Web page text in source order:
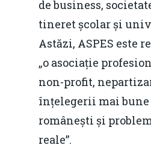
de business,
tineret școlar și
Astăzi, ASPES este
„o asociație
non-profit,
înțelegerii mai bune
românești și
reale”.